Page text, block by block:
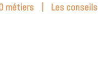
métiers | Les conseils